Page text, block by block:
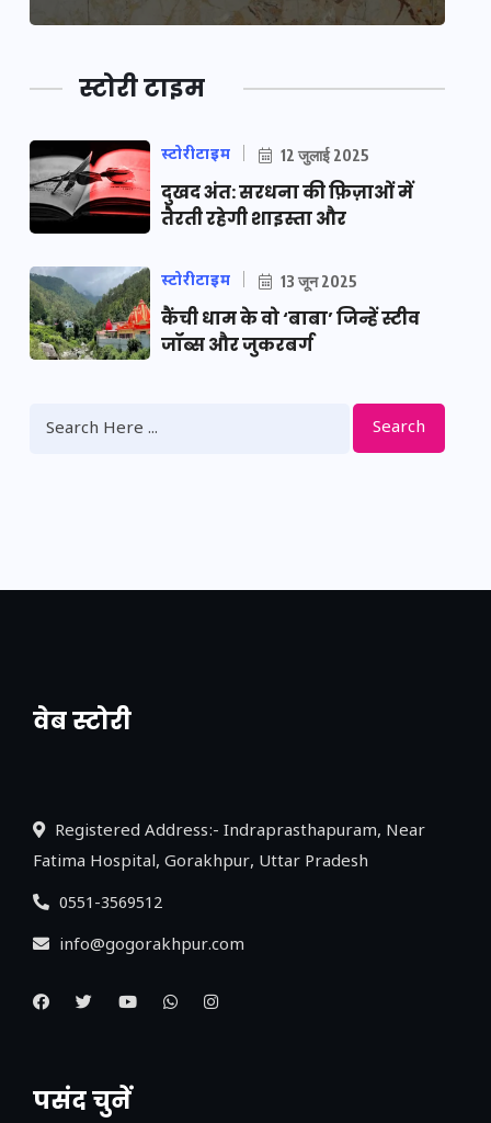
स्टोरी टाइम
स्टोरीटाइम 12 जुलाई 2025
दुखद अंत: सरधना की फ़िज़ाओं में
तैरती रहेगी शाइस्ता और
स्टोरीटाइम 13 जून 2025
कैंची धाम के वो ‘बाबा’ जिन्हें स्टीव
जॉब्स और जुकरबर्ग
Search
वेब स्टोरी
नया एक्सप्रेसवे: पूर्वांचल का लक, डेवलपमेंट का
Registered Address:- Indraprasthapuram, Near
Fatima Hospital, Gorakhpur, Uttar Pradesh
0551-3569512
info@gogorakhpur.com
पसंद चुनें